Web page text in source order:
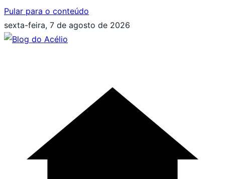
Pular para o conteúdo
sexta-feira, 7 de agosto de 2026